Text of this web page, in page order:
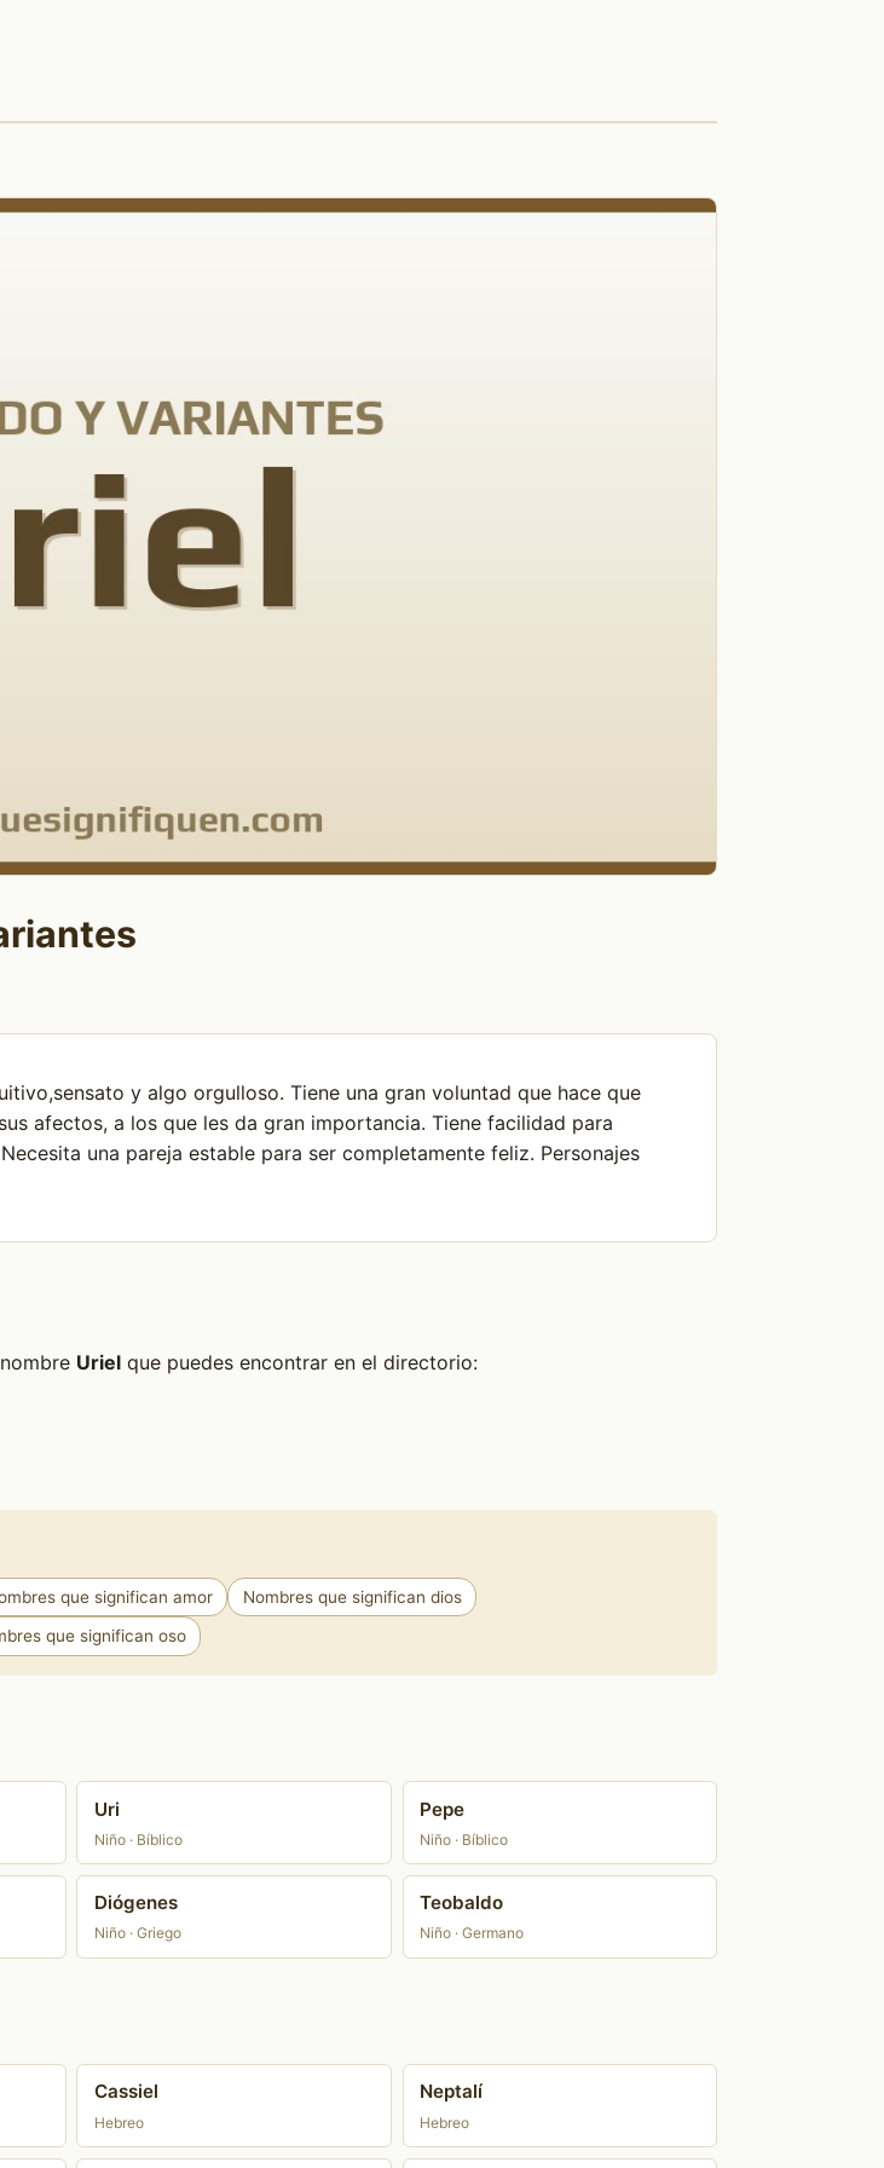
y algo orgulloso. Tiene una gran voluntad que hace que
afectos, a los que les da gran importancia. Tiene facilidad para
una pareja estable para ser completamente feliz. Personajes
Uriel que puedes encontrar en el directorio:
que significan amor Nombres que significan dios
que significan oso
Uri
Niño · Bíblico
Pepe
Niño · Bíblico
Diógenes
Niño · Griego
Teobaldo
Niño · Germano
Cassiel
Hebreo
Neptalí
Hebreo